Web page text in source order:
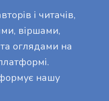
і читачів,
віршами,
оглядами на
нашу